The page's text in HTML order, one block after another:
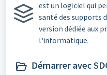
est un logiciel qui
santé des supports
version dédiée aux
l'informatique.
Démarrer avec